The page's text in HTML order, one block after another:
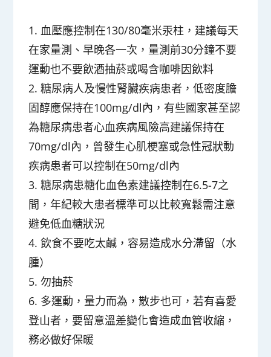
1. 血壓應控制在130/80毫米汞柱，建議每天
在家量測、早晚各一次，量測前30分鐘不要
運動也不要飲酒抽菸或喝含咖啡因飲料
2. 糖尿病人及慢性腎臟疾病患者，低密度膽
固醇應保持在100mg/dl內，有些國家甚至認
為糖尿病患者心血疾病風險高建議保持在
70mg/dl內，曾發生心肌梗塞或急性冠狀動
疾病患者可以控制在50mg/dl內
3. 糖尿病患糖化血色素建議控制在6.5-7之
間，年紀較大患者標準可以比較寬鬆需注意
避免低血糖狀況
4. 飲食不要吃太鹹，容易造成水分滯留（水
腫）
5. 勿抽菸
6. 多運動，量力而為，散步也可，若有喜愛
登山者，要留意溫差變化會造成血管收縮，
務必做好保暖